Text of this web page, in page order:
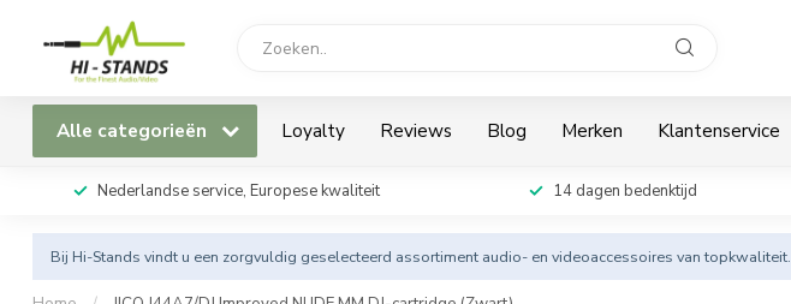
Alle categorieën Loyalty Reviews Blog Merken Klantenservice
Nederlandse service, Europese kwaliteit 14 dagen bedenktijd
Bij Hi-Stands vindt u een zorgvuldig geselecteerd assortiment audio- en videoaccessoires van topkwaliteit.